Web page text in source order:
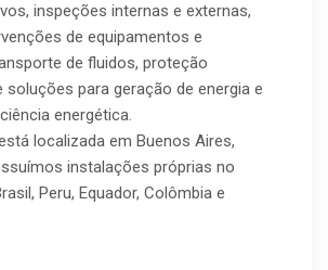
inspeções internas e externas,
de equipamentos e
de fluidos, proteção
soluções para geração de energia e
energética.
localizada em Buenos Aires,
instalações próprias no
Peru, Equador, Colômbia e